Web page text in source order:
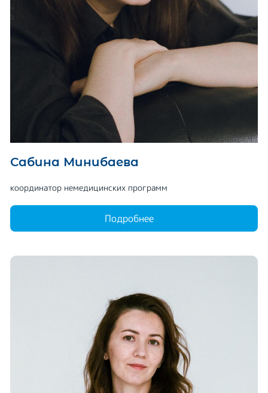
Сабина Минибаева
координатор немедицинских программ
Подробнее